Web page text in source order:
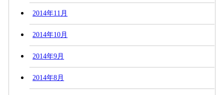
2014年11月
2014年10月
2014年9月
2014年8月